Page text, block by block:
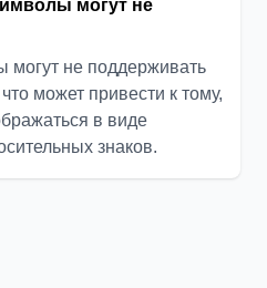
могут не
не поддерживать
может привести к тому,
в виде
знаков.